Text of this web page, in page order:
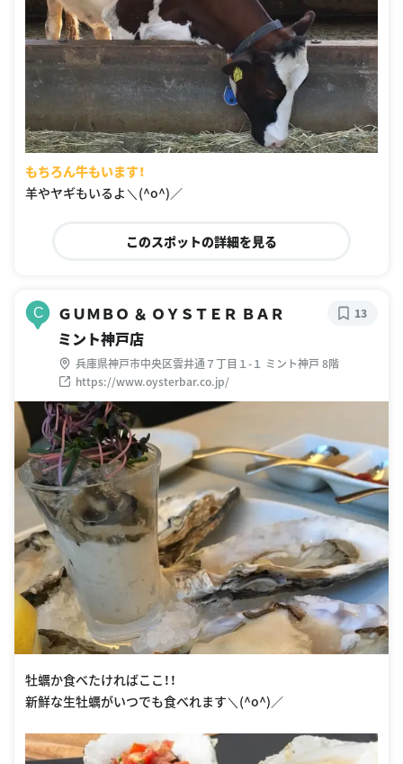
もちろん牛もいます！
羊やヤギもいるよ＼(^o^)／
このスポットの詳細を見る
C
ＧＵＭＢＯ ＆ ＯＹＳＴＥＲ ＢＡＲ
ミント神戸店
兵庫県神戸市中央区雲井通７丁目１-１ ミント神戸 8階
https://www.oysterbar.co.jp/
13
牡蠣か食べたければここ！！
新鮮な生牡蠣がいつでも食べれます＼(^o^)／